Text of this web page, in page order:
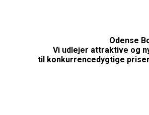
Odense
Vi udlejer attraktive og
til konkurrencedygtige